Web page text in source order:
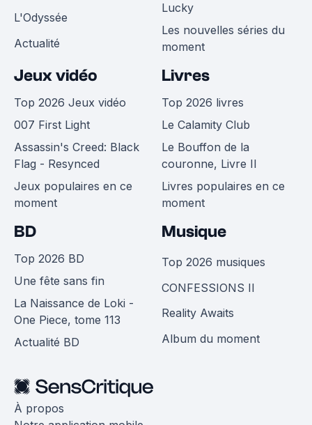
L'Odyssée
Actualité
Lucky
Les nouvelles séries du
moment
Jeux vidéo
Top 2026 Jeux vidéo
007 First Light
Assassin's Creed: Black
Flag - Resynced
Jeux populaires en ce
moment
Livres
Top 2026 livres
Le Calamity Club
Le Bouffon de la
couronne, Livre II
Livres populaires en ce
moment
BD
Top 2026 BD
Une fête sans fin
La Naissance de Loki -
One Piece, tome 113
Actualité BD
Musique
Top 2026 musiques
CONFESSIONS II
Reality Awaits
Album du moment
À propos